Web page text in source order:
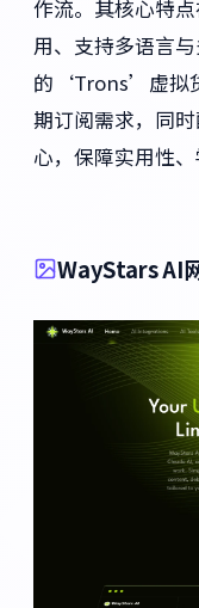
作流。其核心特
用、支持多语言
的‘Trons’虚拟
期订阅需求，同
心，保障实用性、
WayStars AI